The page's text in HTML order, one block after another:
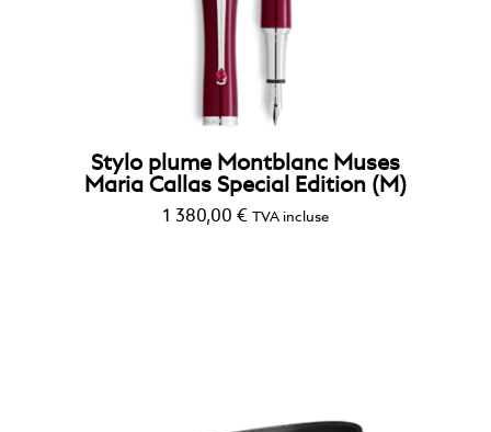
Stylo plume Montblanc Muses
Maria Callas Special Edition (M)
1 380,00 € TVA incluse